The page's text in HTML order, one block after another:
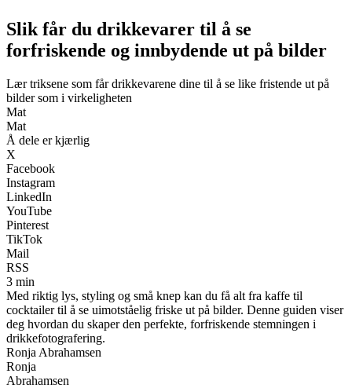
Slik får du drikkevarer til å se
forfriskende og innbydende ut på bilder
Lær triksene som får drikkevarene dine til å se like fristende ut på
bilder som i virkeligheten
Mat
Mat
Å dele er kjærlig
X
Facebook
Instagram
LinkedIn
YouTube
Pinterest
TikTok
Mail
RSS
3 min
Med riktig lys, styling og små knep kan du få alt fra kaffe til
cocktailer til å se uimotståelig friske ut på bilder. Denne guiden viser
deg hvordan du skaper den perfekte, forfriskende stemningen i
drikkefotografering.
Ronja Abrahamsen
Ronja
Abrahamsen